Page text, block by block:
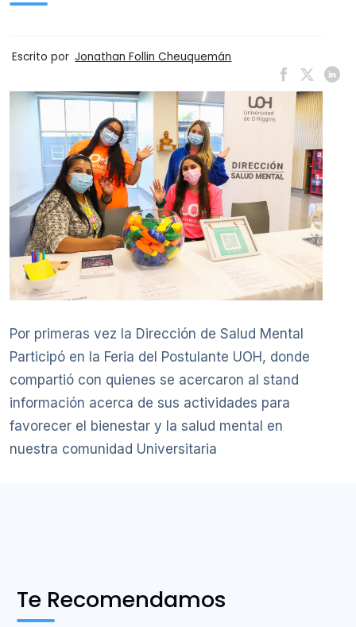
Escrito por Jonathan Follin Cheuquemán
Por primeras vez la Dirección de Salud Mental
Participó en la Feria del Postulante UOH, donde
compartió con quienes se acercaron al stand
información acerca de sus actividades para
favorecer el bienestar y la salud mental en
nuestra comunidad Universitaria
Te Recomendamos